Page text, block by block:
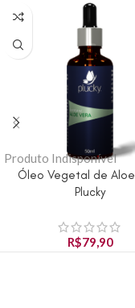
Produto Indisponível
Óleo Vegetal de
Plucky
R$79,90